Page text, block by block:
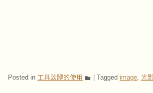
Posted in 工具軟體的使用 Tagged image, 光